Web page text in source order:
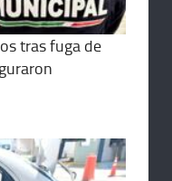
tras fuga de